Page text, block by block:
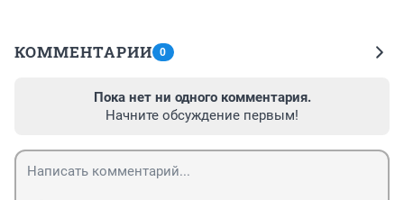
КОММЕНТАРИИ 0
Пока нет ни одного комментария.
Начните обсуждение первым!